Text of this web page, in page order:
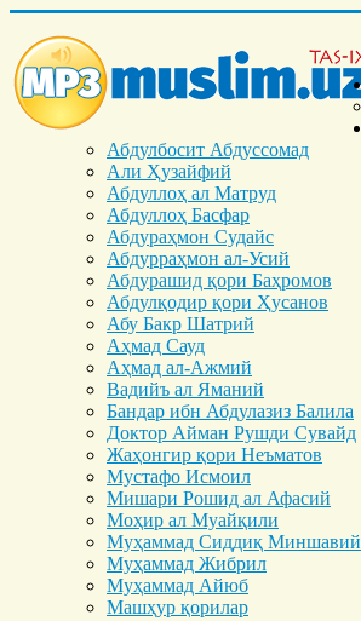
Абдулбосит Абдуссомад
Али Ҳузайфий
Абдуллоҳ ал Матруд
Абдуллоҳ Басфар
Абдураҳмон Судайс
Абдурраҳмон ал-Усий
Абдурашид қори Баҳромов
Абдулқодир қори Ҳусанов
Абу Бакр Шатрий
Аҳмад Сауд
Аҳмад ал-Ажмий
Вадийъ ал Яманий
Бандар ибн Абдулазиз Балила
Доктор Айман Рушди Сувайд
Жаҳонгир қори Неъматов
Мустафо Исмоил
Мишари Рошид ал Афасий
Моҳир ал Муайқили
Муҳаммад Cиддиқ Миншавий
Муҳаммад Жибрил
Муҳаммад Айюб
Машҳур қорилар